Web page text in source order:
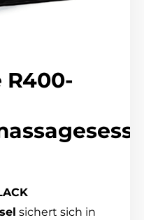
R400-
sichert sich in